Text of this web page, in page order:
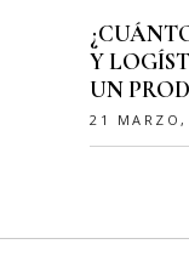
Y
UN
21